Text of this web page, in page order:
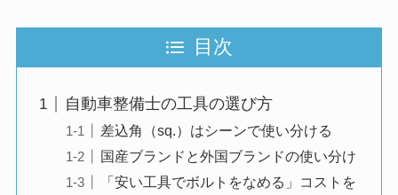
目次
自動車整備士の工具の選び方
差込角（sq.）はシーンで使い分ける
国産ブランドと外国ブランドの使い分け
「安い工具でボルトをなめる」コストを